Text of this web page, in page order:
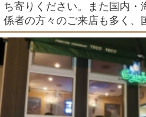
ち寄りください。また国内・
係者の方々のご来店も多く、